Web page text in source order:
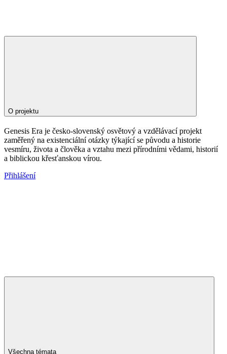
O projektu
Genesis Era je česko-slovenský osvětový a vzdělávací projekt
zaměřený na existenciální otázky týkající se původu a historie
vesmíru, života a člověka a vztahu mezi přírodními vědami, historií
a biblickou křesťanskou vírou.
Přihlášení
Všechna témata